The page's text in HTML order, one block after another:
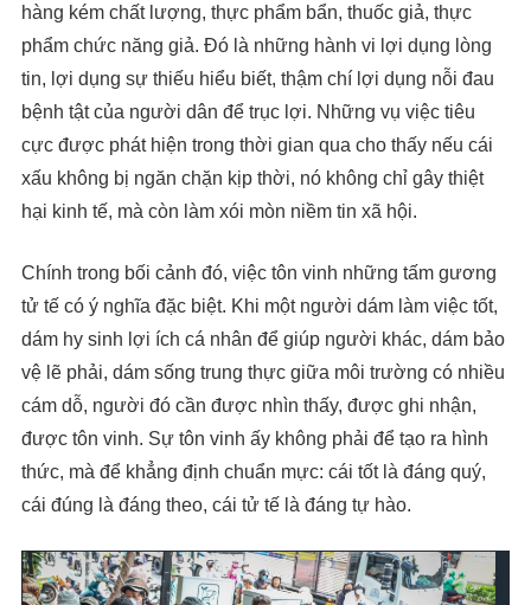
hàng kém chất lượng, thực phẩm bẩn, thuốc giả, thực
phẩm chức năng giả. Đó là những hành vi lợi dụng lòng
tin, lợi dụng sự thiếu hiểu biết, thậm chí lợi dụng nỗi đau
bệnh tật của người dân để trục lợi. Những vụ việc tiêu
cực được phát hiện trong thời gian qua cho thấy nếu cái
xấu không bị ngăn chặn kịp thời, nó không chỉ gây thiệt
hại kinh tế, mà còn làm xói mòn niềm tin xã hội.
Chính trong bối cảnh đó, việc tôn vinh những tấm gương
tử tế có ý nghĩa đặc biệt. Khi một người dám làm việc tốt,
dám hy sinh lợi ích cá nhân để giúp người khác, dám bảo
vệ lẽ phải, dám sống trung thực giữa môi trường có nhiều
cám dỗ, người đó cần được nhìn thấy, được ghi nhận,
được tôn vinh. Sự tôn vinh ấy không phải để tạo ra hình
thức, mà để khẳng định chuẩn mực: cái tốt là đáng quý,
cái đúng là đáng theo, cái tử tế là đáng tự hào.